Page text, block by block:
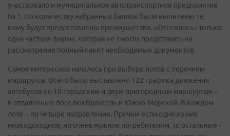
участвовало и муниципальное автотранспортное предприятие
№ 1. По количеству набранных баллов были выявлены те,
кому будут предоставлены преимущества. «Отсеялась» только
одна частная фирма, которая не смогла представить на
рассмотрение полный пакет необходимых документов.
Самое интересное началось при выборе лотов с перечнем
маршрутов. Всего было выставлено 122 графика движения
автобусов по 10 городским и двум пригородным маршрутам –
в отдаленные поселки Врангель и Южно-Морской. В каждом
лоте – по четыре направления. Причем если одно из них
низкодоходное, но очень нужное потребителям, то остальные -